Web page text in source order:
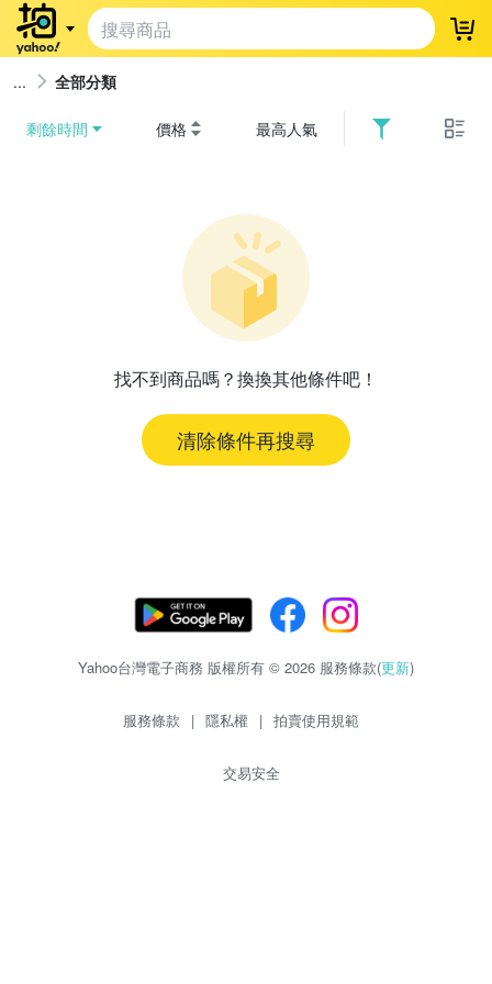
登
全部分類
剩餘時間 價格 最高人氣
找不到商品嗎？換換其他條件吧！
清除條件再搜尋
Yahoo台灣電子商務 版權所有 © 2026 服務條款(更新)
服務條款 | 隱私權 | 拍賣使用規範
交易安全